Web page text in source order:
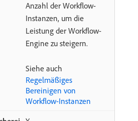
Anzahl der Workflow-
Instanzen, um die
Leistung der Workflow-
Engine zu steigern.
Siehe auch
Regelmäßiges
Bereinigen von
Workflow-Instanzen